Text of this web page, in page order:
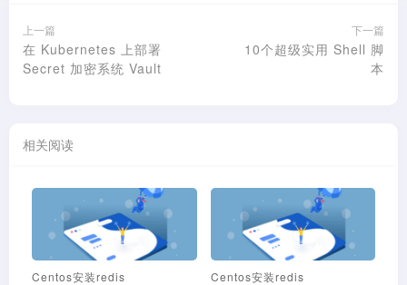
上一篇
在 Kubernetes 上部署
Secret 加密系统 Vault
下一篇
10个超级实用 Shell 脚
本
相关阅读
Centos安装maven Centos安装maven